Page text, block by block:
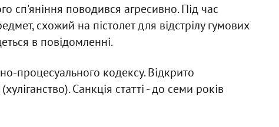
сп'яніння поводився агресивно. Під час
схожий на пістолет для відстрілу гумових
в повідомленні.
процесуального кодексу. Відкрито
Санкція статті - до семи років